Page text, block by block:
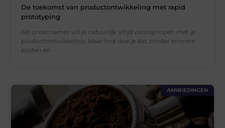
De toekomst van productontwikkeling met rapid
prototyping
Als ondernemer wil je natuurlijk altijd voorop lopen met je
productontwikkeling. Maar hoe doe je dat zonder enorme
kosten en
AANBIEDINGEN